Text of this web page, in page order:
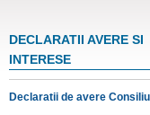
DECLARATII AVERE SI
INTERESE
Declaratii de avere